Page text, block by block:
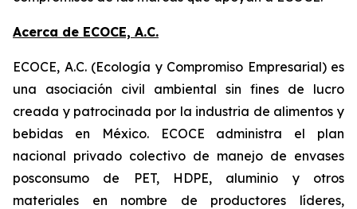
Acerca de ECOCE, A.C.
ECOCE, A.C. (Ecología y Compromiso Empresarial) es
una asociación civil ambiental sin fines de lucro
creada y patrocinada por la industria de alimentos y
bebidas en México. ECOCE administra el plan
nacional privado colectivo de manejo de envases
posconsumo de PET, HDPE, aluminio y otros
materiales en nombre de productores líderes,